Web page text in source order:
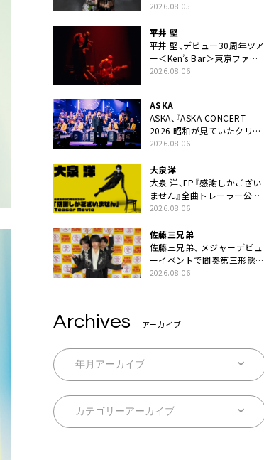
ニット・TAKARAがデビュー
2026.08.05
平井 堅
平井 堅、デビュー30周年ツア
ー＜Ken’s Bar＞東京ファイ
ナル公演の映像商品化決定。
2026.08.06
ASKA
ASKA、『ASKA CONCERT
2026 昭和が見ていたクリス
マス!? 』発売＆上映決定
2026.08.06
大泉洋
大泉 洋、EP『感謝しかござい
ません』全曲トレーラー公
開。幾田りら書き下ろし曲や
による提供曲のレコーディン
グ映像の一部解禁も
2026.08.06
佐藤三兄弟
佐藤三兄弟、 メジャーデビュ
ーイベントで間奏第三形態ダ
ンスを披露
2026.08.06
Archives アーカイブ